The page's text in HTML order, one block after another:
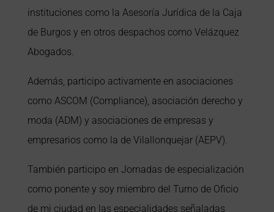
instituciones como la Asesoría Jurídica de la Caja
de Burgos y en otros despachos como Velázquez
Abogados.
Además, participo activamente en asociaciones
como ASCOM (Compliance), asociación derecho y
moda (ADM) y asociaciones de empresas y
empresarios como la de Vilallonquejar (AEPV).
También participo en Jornadas de especialización
como ponente y soy miembro del Turno de Oficio
de mi ciudad en las especialidades señaladas